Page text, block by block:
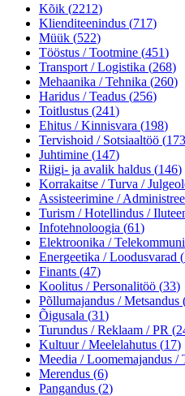
Kõik (2212)
Klienditeenindus (717)
Müük (522)
Tööstus / Tootmine (451)
Transport / Logistika (268)
Mehaanika / Tehnika (260)
Haridus / Teadus (256)
Toitlustus (241)
Ehitus / Kinnisvara (198)
Tervishoid / Sotsiaaltöö (173
Juhtimine (147)
Riigi- ja avalik haldus (146)
Korrakaitse / Turva /
Assisteerimine /
Turism / Hotellindus /
Infotehnoloogia (61)
Elektroonika /
Energeetika / Loodusvarad (
Finants (47)
Koolitus / Personalitöö (33)
Põllumajandus / Metsandus
Õigusala (31)
Turundus / Reklaam / PR (
Kultuur / Meelelahutus (17)
Meedia / Loomemajandus /
Merendus (6)
Pangandus (2)